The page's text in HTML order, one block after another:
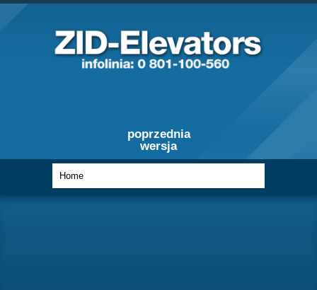
poprzednia
wersja